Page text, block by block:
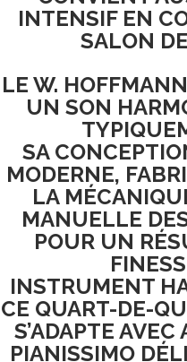
INTENSIF EN
SALON
LEW.
UN SON
SA
MODERNE,
LA
MANUELLE
POUR UN
INSTRUMENT
CE QUART-DE-
S’ADAPTE
PIANISSIMO